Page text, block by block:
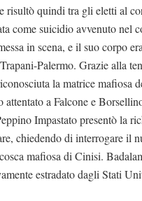
risultò quindi tra gli eletti al
come suicidio avvenuto nel
in scena, e il suo corpo
Palermo. Grazie alla
la matrice mafiosa
attentato a Falcone e
Impastato presentò la
chiedendo di interrogare il
mafiosa di Cinisi.
estradato dagli Stati